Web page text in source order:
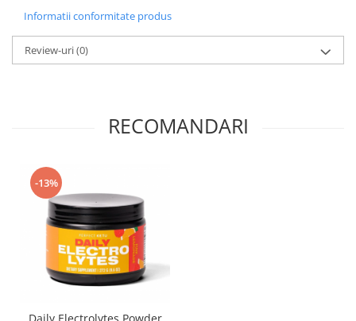
Informatii conformitate produs
Review-uri(0)
RECOMANDARI
-13%